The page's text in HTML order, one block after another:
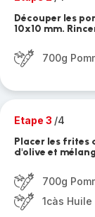
Découper les
10x10 mm.
700g
Etape 3 /4
Placer les frites
d'olive et
700g
1càs